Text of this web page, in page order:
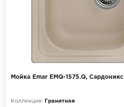
Мойка Emar EMQ-1575.Q, Сардоникс
Коллекция:
Гранитная